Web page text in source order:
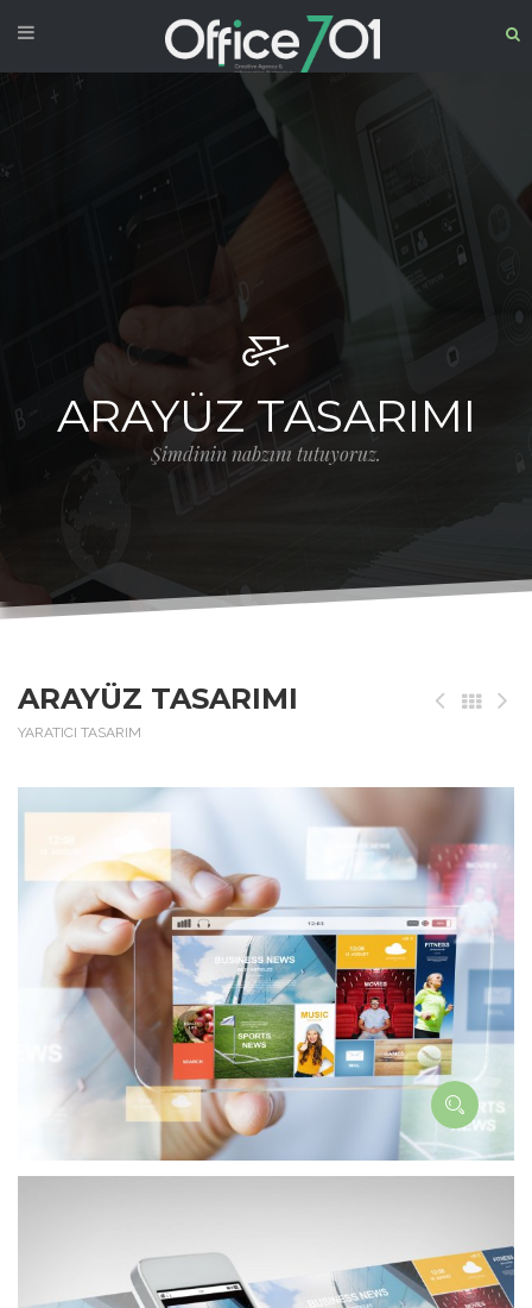
ARAYÜZ TASARIMI
Şimdinin nabzını tutuyoruz.
ARAYÜZ TASARIMI
YARATICI TASARIM